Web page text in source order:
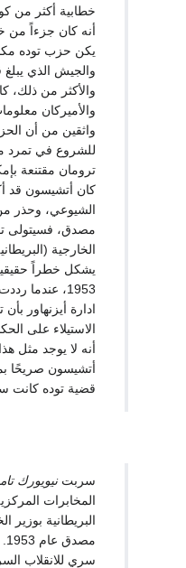
خطابية أكثر من
أنه كان جزءاً من
يكن حزب توده
والأكثر من ذلك،
والأميركان
واثقين من أن
للشروع في تمرد
ترومان مقتنعة
كان أتشيسون قد
الشيوعي، وحذر
مصدق، فسيتولى
الخارجية
يشكل خطراً
1953، عندما
ادارة أيزنهاور
الاستيلاء على
أنه لا يوجد مثل
أتشيسون صريحًا
قضية توده كانت
سربتنيويورك
المخابرات
البريطانية بوزير
سري للانقلاب